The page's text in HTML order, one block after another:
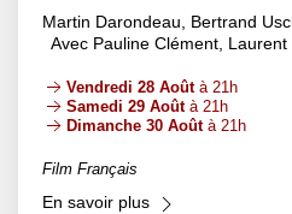
Martin Darondeau, Bertrand
Avec Pauline Clément,
Vendredi 28 Aoûtà 21h
Samedi 29 Aoûtà 21h
Dimanche 30 Aoûtà 21h
Film Français
En savoir plus